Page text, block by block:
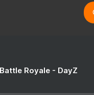
Royale - DayZ